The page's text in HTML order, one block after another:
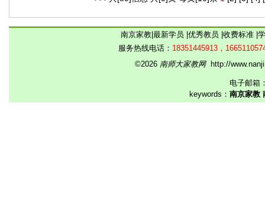
南京家教 最新学员 优秀教员 收费标准
服务热线电话： 18351445913，
©2026 南师大家教网http://
电子邮箱
keywords： 南京家教